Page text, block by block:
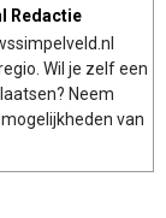
Redactie
Wil je zelf een
Neem
van